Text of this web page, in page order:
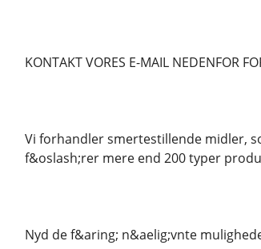
KONTAKT VORES E-MAIL NEDENFOR
Vi forhandler smertestillende midler,
f&oslash;rer mere end 200 typer
Nyd de f&aring; n&aelig;vnte